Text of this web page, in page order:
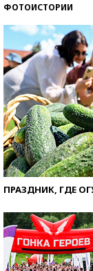
ФОТОИСТОРИИ
ПРАЗДНИК, ГДЕ